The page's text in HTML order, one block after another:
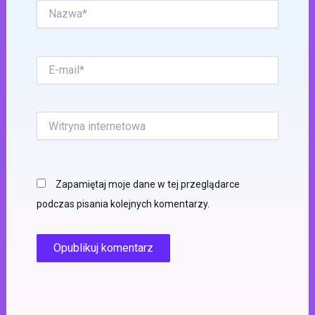
mail*
internetowa
Zapamiętaj moje dane w tej przeglądarce
podczas pisania kolejnych komentarzy.